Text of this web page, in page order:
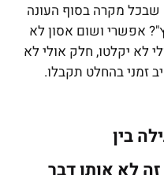
מקרה בסוף העונה
אפשרי ושום אסון לא
יקלטו, חלק אולי לא
בהחלט תקבלו.
בין